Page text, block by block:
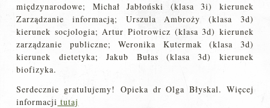
międzynarodowe; Michał Jabłoński (klasa 3i) kierunek
Zarządzanie informacją; Urszula Ambroży (klasa 3d)
kierunek socjologia; Artur Piotrowicz (klasa 3d) kierunek
zarządzanie publiczne; Weronika Kutermak (klasa 3d)
kierunek dietetyka; Jakub Bułas (klasa 3d) kierunek
biofizyka.
Serdecznie gratulujemy! Opieka dr Olga Błyskal. Więcej
informacji tutaj